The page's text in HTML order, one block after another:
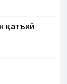
қатъий